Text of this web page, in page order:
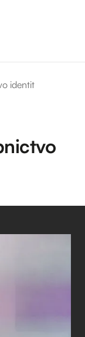
identit